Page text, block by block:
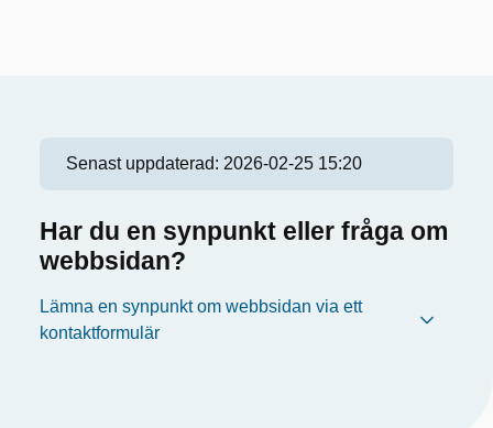
Senast uppdaterad: 2026-02-25 15:20
Har du en synpunkt eller fråga om
webbsidan?
Lämna en synpunkt om webbsidan via ett
kontaktformulär